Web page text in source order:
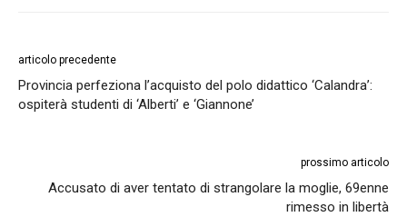
articolo precedente
Provincia perfeziona l’acquisto del polo didattico ‘Calandra’:
ospiterà studenti di ‘Alberti’ e ‘Giannone’
prossimo articolo
Accusato di aver tentato di strangolare la moglie, 69enne
rimesso in libertà